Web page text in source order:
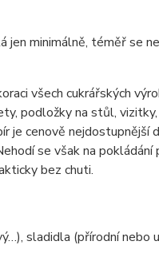
minimálně, téměř se
všech cukrářských
podložky na stůl,
je cenově nejdostupnější
se však na
bez chuti.
sladidla (přírodní